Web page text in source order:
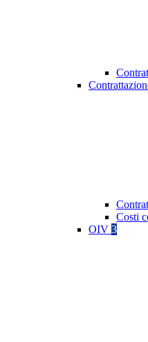
Costi
OIV 3